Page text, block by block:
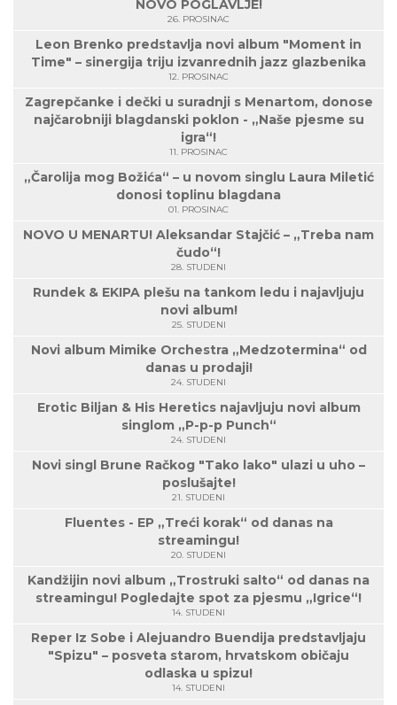
NOVO POGLAVLJE!
26. PROSINAC
Leon Brenko predstavlja novi album "Moment in
Time" – sinergija triju izvanrednih jazz glazbenika
12. PROSINAC
Zagrepčanke i dečki u suradnji s Menartom, donose
najčarobniji blagdanski poklon - „Naše pjesme su
igra“!
11. PROSINAC
„Čarolija mog Božića“ – u novom singlu Laura Miletić
donosi toplinu blagdana
01. PROSINAC
NOVO U MENARTU! Aleksandar Stajčić – „Treba nam
čudo“!
28. STUDENI
Rundek & EKIPA plešu na tankom ledu i najavljuju
novi album!
25. STUDENI
Novi album Mimike Orchestra „Medzotermina“ od
danas u prodaji!
24. STUDENI
Erotic Biljan & His Heretics najavljuju novi album
singlom „P-p-p Punch“
24. STUDENI
Novi singl Brune Račkog "Tako lako" ulazi u uho –
poslušajte!
21. STUDENI
Fluentes - EP „Treći korak“ od danas na
streamingu!
20. STUDENI
Kandžijin novi album „Trostruki salto“ od danas na
streamingu! Pogledajte spot za pjesmu „Igrice“!
14. STUDENI
Reper Iz Sobe i Alejuandro Buendija predstavljaju
"Spizu" – posveta starom, hrvatskom običaju
odlaska u spizu!
14. STUDENI